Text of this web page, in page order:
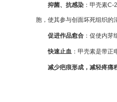
抑菌、抗感染 ：甲壳素
胞，使其参与创面坏死组织的
促进作品愈合 ：促使内芽
快速止血 ：甲壳素是带
减少疤痕形成，减轻疼痛